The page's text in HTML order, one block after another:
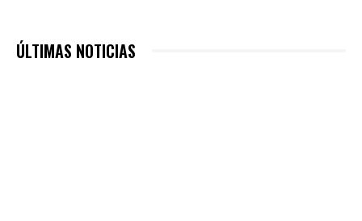
ÚLTIMAS NOTICIAS